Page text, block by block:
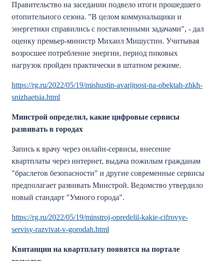
Правительство на заседании подвело итоги прошедшего
отопительного сезона. "В целом коммунальщики и
энергетики справились с поставленными задачами", - дал
оценку премьер-министр Михаил Мишустин. Учитывая
возросшее потребление энергии, период пиковых
нагрузок пройден практически в штатном режиме.
https://rg.ru/2022/05/19/mishustin-avarijnost-na-obektah-zhkh-
snizhaetsia.html
Минстрой определил, какие цифровые сервисы
развивать в городах
Запись к врачу через онлайн-сервисы, внесение
квартплаты через интернет, выдача пожилым гражданам
"браслетов безопасности" и другие современные сервисы
предполагает развивать Минстрой. Ведомство утвердило
новый стандарт "Умного города".
https://rg.ru/2022/05/19/minstroj-opredelil-kakie-cifrovye-
servisy-razvivat-v-gorodah.html
Квитанции на квартплату появятся на портале